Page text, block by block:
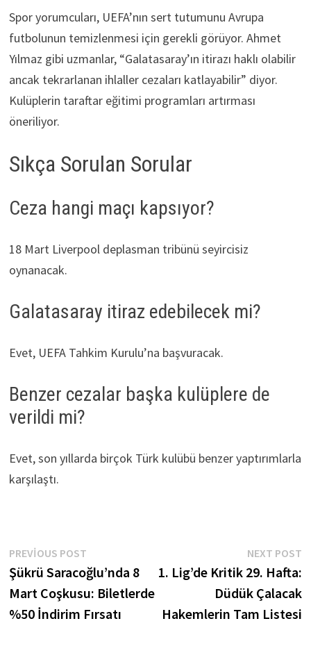
Spor yorumcuları, UEFA’nın sert tutumunu Avrupa
futbolunun temizlenmesi için gerekli görüyor. Ahmet
Yılmaz gibi uzmanlar, “Galatasaray’ın itirazı haklı olabilir
ancak tekrarlanan ihlaller cezaları katlayabilir” diyor.
Kulüplerin taraftar eğitimi programları artırması
öneriliyor.
Sıkça Sorulan Sorular
Ceza hangi maçı kapsıyor?
18 Mart Liverpool deplasman tribünü seyircisiz
oynanacak.
Galatasaray itiraz edebilecek mi?
Evet, UEFA Tahkim Kurulu’na başvuracak.
Benzer cezalar başka kulüplere de
verildi mi?
Evet, son yıllarda birçok Türk kulübü benzer yaptırımlarla
karşılaştı.
Yazı
gezinmesi
PREVIOUS POSTPrevious
post:
Şükrü Saracoğlu’nda 8
Mart Coşkusu: Biletlerde
%50 İndirim Fırsatı
NEXT POST
1. Lig’de Kritik 29. Hafta:
Düdük Çalacak
Hakemlerin Tam Listesi